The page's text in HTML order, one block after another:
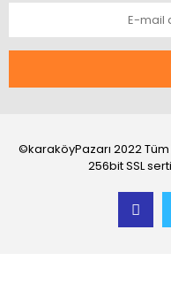
©karaköyPazarı 2022 Tüm
256bit SSL